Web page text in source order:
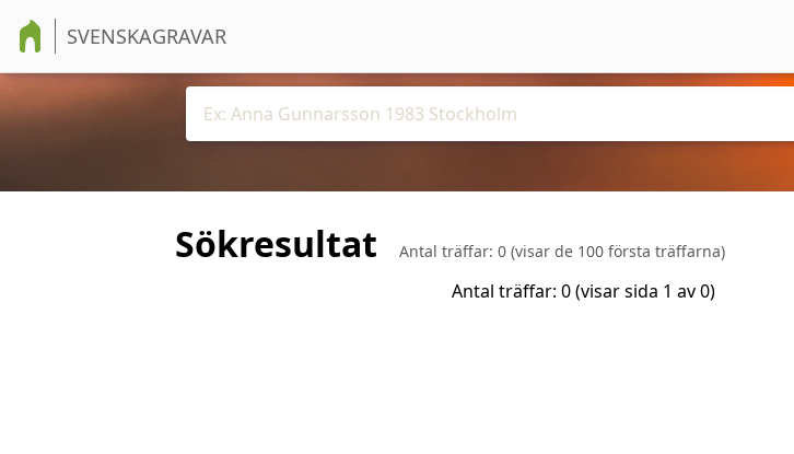
SVENSKAGRAVAR
Sökresultat Antal träffar: 0 (visar de 100 första träffarna)
Antal träffar:0(visar sida 1 av0)